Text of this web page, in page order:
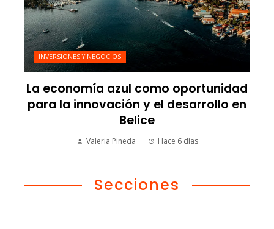
INVERSIONES Y NEGOCIOS
La economía azul como oportunidad
para la innovación y el desarrollo en
Belice
Valeria Pineda Hace 6 días
Secciones